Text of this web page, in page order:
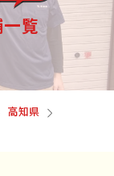
覧
高知県